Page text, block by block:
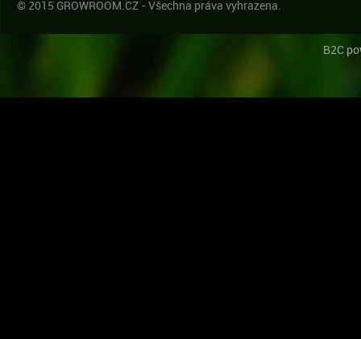
© 2015 GROWROOM.CZ - Všechna práva vyhrazena.
B2C